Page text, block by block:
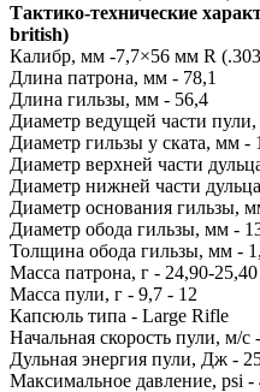
Тактико-технические
british)
Калибр, мм -7,7×56 мм R
Длина патрона, мм - 78,1
Длина гильзы, мм - 56,4
Диаметр ведущей части
Диаметр гильзы у ската, мм -
Диаметр верхней части
Диаметр нижней части
Диаметр основания гильзы,
Диаметр обода гильзы, мм -
Толщина обода гильзы, мм -
Масса патрона, г - 24,90-25,40
Масса пули, г - 9,7 - 12
Капсюль типа - Large Rifle
Начальная скорость пули, м/с
Дульная энергия пули, Дж -
Максимальное давление, psi -